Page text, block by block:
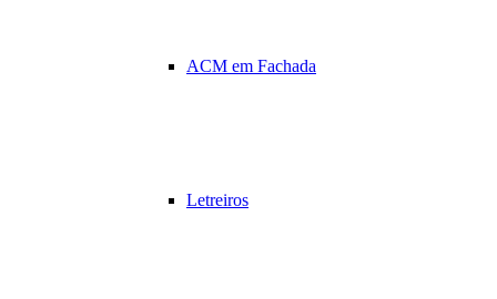
ACM em Fachada
Letreiros